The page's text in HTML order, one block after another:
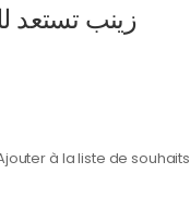
زينب تستعد
à la liste de souhaits